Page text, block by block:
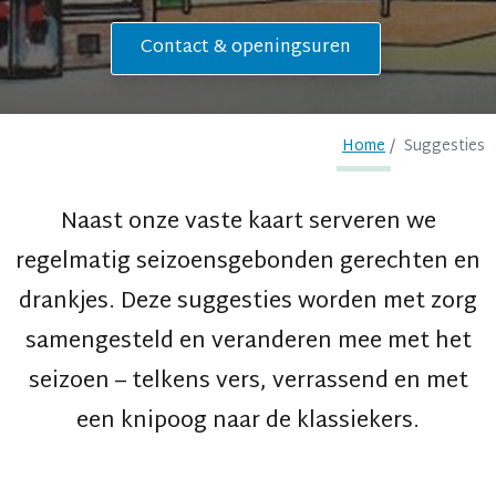
Contact & openingsuren
Home Suggesties
Naast onze vaste kaart serveren we
regelmatig seizoensgebonden gerechten en
drankjes. Deze suggesties worden met zorg
samengesteld en veranderen mee met het
seizoen – telkens vers, verrassend en met
een knipoog naar de klassiekers.